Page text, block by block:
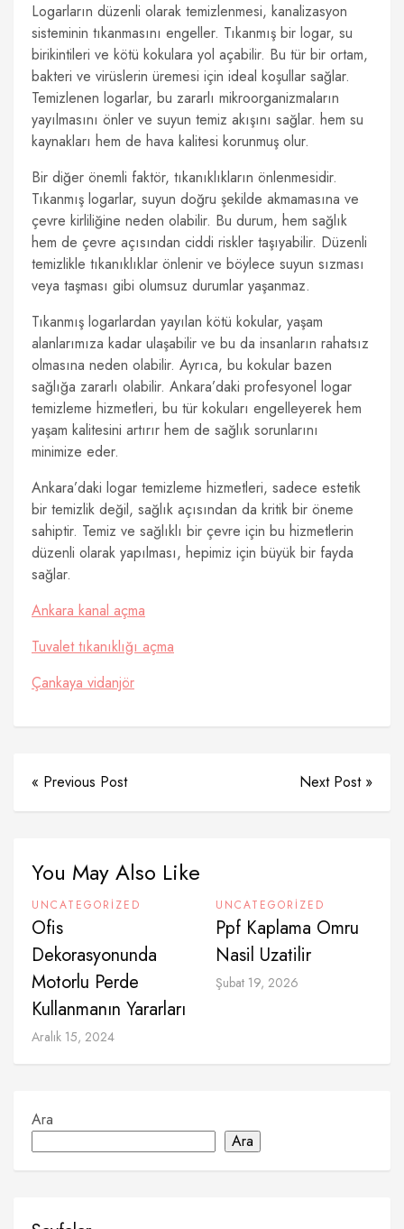
Logarların düzenli olarak temizlenmesi, kanalizasyon
sisteminin tıkanmasını engeller. Tıkanmış bir logar, su
birikintileri ve kötü kokulara yol açabilir. Bu tür bir ortam,
bakteri ve virüslerin üremesi için ideal koşullar sağlar.
Temizlenen logarlar, bu zararlı mikroorganizmaların
yayılmasını önler ve suyun temiz akışını sağlar. hem su
kaynakları hem de hava kalitesi korunmuş olur.
Bir diğer önemli faktör, tıkanıklıkların önlenmesidir.
Tıkanmış logarlar, suyun doğru şekilde akmamasına ve
çevre kirliliğine neden olabilir. Bu durum, hem sağlık
hem de çevre açısından ciddi riskler taşıyabilir. Düzenli
temizlikle tıkanıklıklar önlenir ve böylece suyun sızması
veya taşması gibi olumsuz durumlar yaşanmaz.
Tıkanmış logarlardan yayılan kötü kokular, yaşam
alanlarımıza kadar ulaşabilir ve bu da insanların rahatsız
olmasına neden olabilir. Ayrıca, bu kokular bazen
sağlığa zararlı olabilir. Ankara’daki profesyonel logar
temizleme hizmetleri, bu tür kokuları engelleyerek hem
yaşam kalitesini artırır hem de sağlık sorunlarını
minimize eder.
Ankara’daki logar temizleme hizmetleri, sadece estetik
bir temizlik değil, sağlık açısından da kritik bir öneme
sahiptir. Temiz ve sağlıklı bir çevre için bu hizmetlerin
düzenli olarak yapılması, hepimiz için büyük bir fayda
sağlar.
Ankara kanal açma
Tuvalet tıkanıklığı açma
Çankaya vidanjör
« Previous Post Next Post »
You May Also Like
UNCATEGORIZED
Ofis
Dekorasyonunda
Motorlu Perde
Kullanmanın Yararları
Aralık 15, 2024
UNCATEGORIZED
Ppf Kaplama Omru
Nasil Uzatilir
Şubat 19, 2026
Ara
Ara